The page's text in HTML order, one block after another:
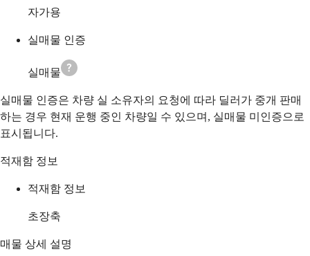
자가용
실매물 인증
실매물
실매물 인증은 차량 실 소유자의 요청에 따라 딜러가 중개 판매
하는 경우 현재 운행 중인 차량일 수 있으며, 실매물 미인증으로
표시됩니다.
적재함 정보
적재함 정보
초장축
매물 상세 설명